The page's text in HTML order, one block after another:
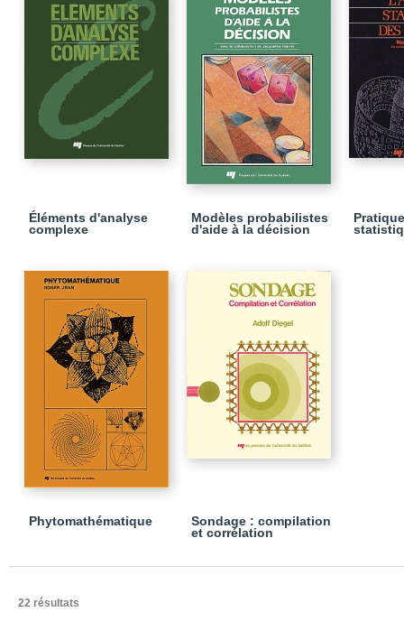
Éléments d'analyse
complexe
Modèles probabilistes
d'aide à la décision
Phytomathématique
Sondage : compilation
et corrélation
22 résultats